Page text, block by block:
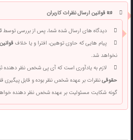
📜 قوانین ارسال نظرات کاربران
دیدگاه های ارسال شده شما، پس از بررسی توسط
پیام هایی که حاوی توهین، افترا و یا خلاف
نخواهد شد.
لازم به یادآوری است که آی پی شخص نظر دهنده
حقوقینظرات بر عهده شخص نظر بوده و قابل پیگیری
گونه شکایت مسئولیت بر عهده شخص نظر دهنده